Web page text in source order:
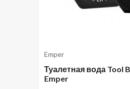
Emper
Туалетная вода Tool
Emper